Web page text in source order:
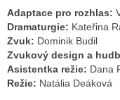
Adaptace pro rozhlas:
Dramaturgie: Kateřina
Zvuk: Dominik Budil
Zvukový design a
Asistentka režie: Dana
Režie: Natália Deáková